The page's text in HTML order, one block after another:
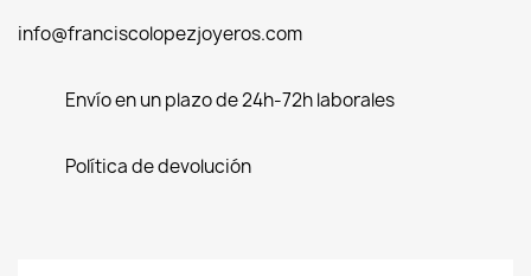
info@franciscolopezjoyeros.com
Envío en un plazo de 24h-72h laborales
Política de devolución